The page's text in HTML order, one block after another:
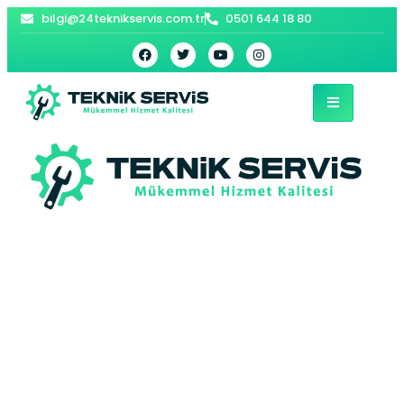
bilgi@24teknikservis.com.tr 0501 644 18 80